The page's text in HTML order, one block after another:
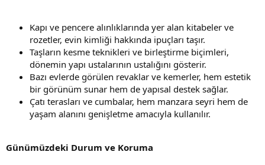
Kapı ve pencere alınlıklarında yer alan kitabeler ve
rozetler, evin kimliği hakkında ipuçları taşır.
Taşların kesme teknikleri ve birleştirme biçimleri,
dönemin yapı ustalarının ustalığını gösterir.
Bazı evlerde görülen revaklar ve kemerler, hem estetik
bir görünüm sunar hem de yapısal destek sağlar.
Çatı terasları ve cumbalar, hem manzara seyri hem de
yaşam alanını genişletme amacıyla kullanılır.
Günümüzdeki Durum ve Koruma